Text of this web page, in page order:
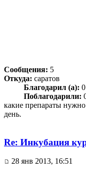
Сообщения: 5
Откуда: саратов
Благодарил (а):
Поблагодарили:
какие препараты
день.
Re: Инкубация
28 янв 2013, 16:51